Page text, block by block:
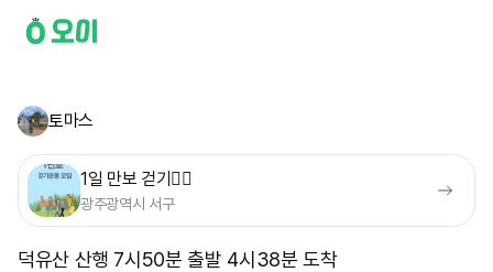
토마스
1일 만보 걷기🚶‍♀️
광주광역시 서구
덕유산 산행 7시50분 출발 4시38분 도착